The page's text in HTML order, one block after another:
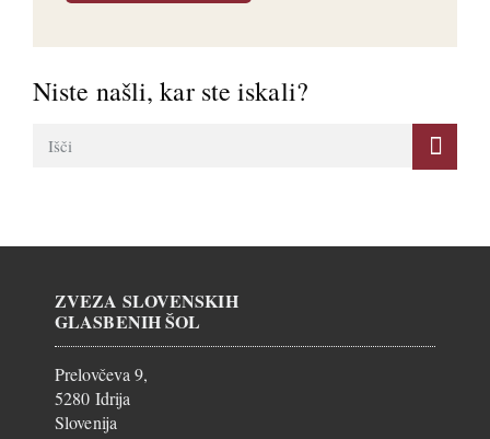
Niste našli, kar ste iskali?
ZVEZA SLOVENSKIH
GLASBENIH ŠOL
Prelovčeva 9,
5280 Idrija
Slovenija